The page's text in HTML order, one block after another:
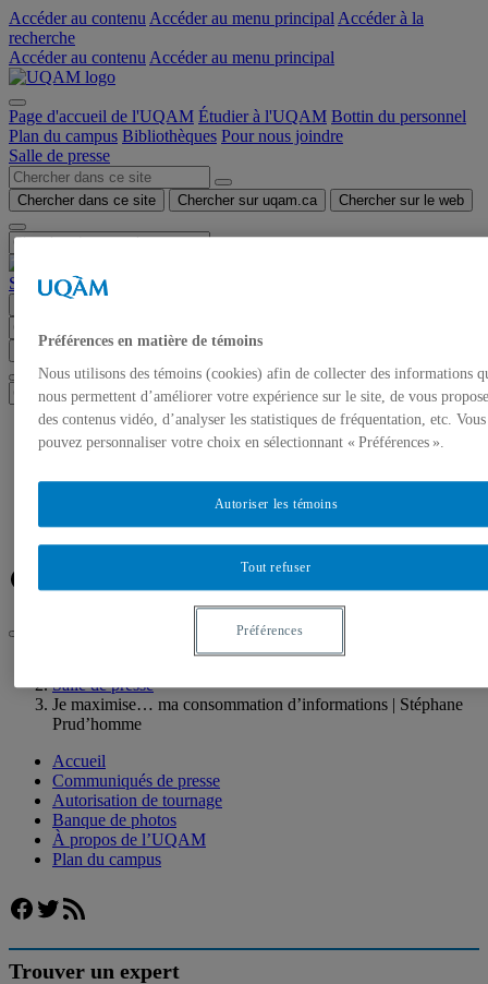
Accéder au contenu Accéder au menu principal Accéder à la
recherche
Accéder au contenu Accéder au menu principal
Page d'accueil de l'UQAM Étudier à l'UQAM Bottin du personnel
Plan du campus Bibliothèques Pour nous joindre
Salle de presse
Chercher dans ce site Chercher sur uqam.ca Chercher sur le web
Salle de presse
Chercher dans ce site Chercher sur uqam.ca
Communiqués de presse
Plan du campus
Facebook
Salle de presse
Je maximise… ma consommation d’informations | Stéphane
Prud’homme
Accueil
Communiqués de presse
Autorisation de tournage
Banque de photos
À propos de l’UQAM
Plan du campus
Facebook
Twitter
Flux RSS
Trouver un expert
Préférences en matière de témoins
Nous utilisons des témoins (cookies) afin de collecter des informations
nous permettent d’améliorer votre expérience sur le site, de vous
des contenus vidéo, d’analyser les statistiques de fréquentation, etc. Vous
pouvez personnaliser votre choix en sélectionnant « Préférences ».
Tout refuser
Autoriser les témoins
Préférences